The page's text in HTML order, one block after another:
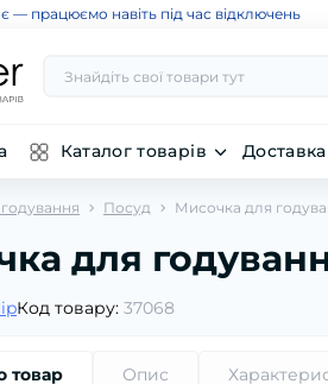
— працюємо навіть під час відключень
Каталог товарів
Посуд Мисочка для
для
Код товару: 37068
товар Опис